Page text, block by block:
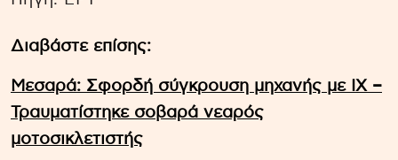
Διαβάστε επίσης:
Μεσαρά: Σφορδή σύγκρουση μηχανής με ΙΧ –
Τραυματίστηκε σοβαρά νεαρός
μοτοσικλετιστής